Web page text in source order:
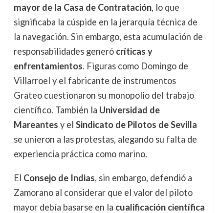
mayor de la Casa de Contratación, lo que
significaba la cúspide en la jerarquía técnica de
la navegación. Sin embargo, esta acumulación de
responsabilidades generó críticas y
enfrentamientos. Figuras como Domingo de
Villarroel y el fabricante de instrumentos
Grateo cuestionaron su monopolio del trabajo
científico. También la Universidad de
Mareantes y el Sindicato de Pilotos de Sevilla
se unieron a las protestas, alegando su falta de
experiencia práctica como marino.
El Consejo de Indias, sin embargo, defendió a
Zamorano al considerar que el valor del piloto
mayor debía basarse en la cualificación científica